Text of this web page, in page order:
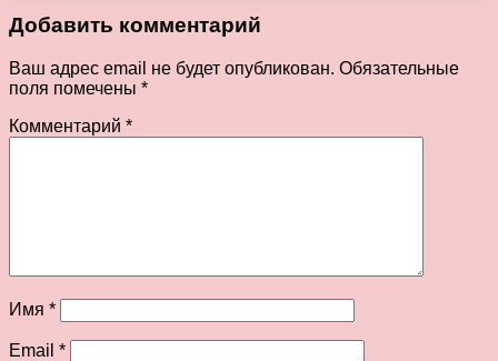
Добавить комментарий
Ваш адрес email не будет опубликован. Обязательные
поля помечены *
Комментарий *
Имя *
Email *